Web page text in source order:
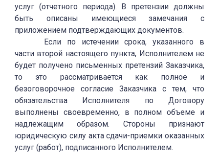
услуг (отчетного периода). В претензии должны
быть описаны имеющиеся замечания с
приложением подтверждающих документов.
Если по истечении срока, указанного в
части второй настоящего пункта, Исполнителем не
будет получено письменных претензий Заказчика,
то это рассматривается как полное и
безоговорочное согласие Заказчика с тем, что
обязательства Исполнителя по Договору
выполнены своевременно, в полном объеме и
надлежащим образом. Стороны признают
юридическую силу акта сдачи-приемки оказанных
услуг (работ), подписанного Исполнителем.